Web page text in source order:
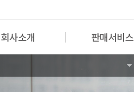
회사소개 판매서비스